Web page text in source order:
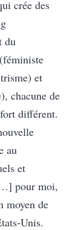
crée des
du
et
chacune de
différent.
au
et
pour moi,
moyen de
Unis.